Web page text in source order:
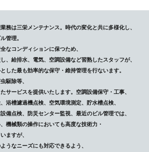
務は三栄メンテナンス。時代の変化と共に多様化し、
管理。
なコンディションに保つため、
、給排水、電気、空調設備など習熟したスタッフが、
した最も効率的な保守・維持管理を行ないます。
駆除等、
サービスを提供いたします。空調設備保守・工事、
浴槽濾過機点検、空気環境測定、貯水槽点検、
備点検、防災センター監視、最近のビル管理では、
機械類の操作においても高度な技術力・
ますが、
うなニーズにも対応できるよう、